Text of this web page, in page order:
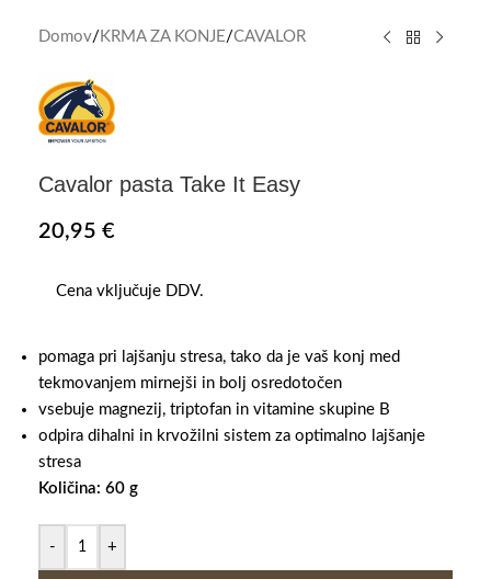
Domov/ KRMA ZA KONJE/CAVALOR
Cavalor pasta Take It Easy
20,95 €
Cena vključuje DDV.
pomaga pri lajšanju stresa, tako da je vaš konj med
tekmovanjem mirnejši in bolj osredotočen
vsebuje magnezij, triptofan in vitamine skupine B
odpira dihalni in krvožilni sistem za optimalno lajšanje
stresa
Količina: 60 g
- +